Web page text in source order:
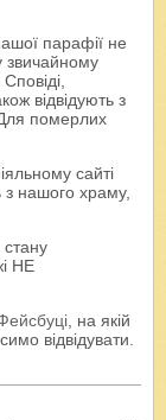
парафії не
звичайному
відвідують з
померлих
сайті
з нашого храму,
стану
НЕ
, на якій
відвідувати.